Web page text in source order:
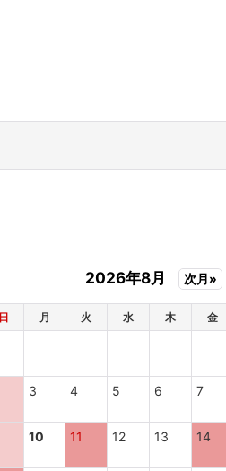
2026年8月 次月»
日 月 火 水 木 金
3 4 5 6 7
10 11 12 13 14